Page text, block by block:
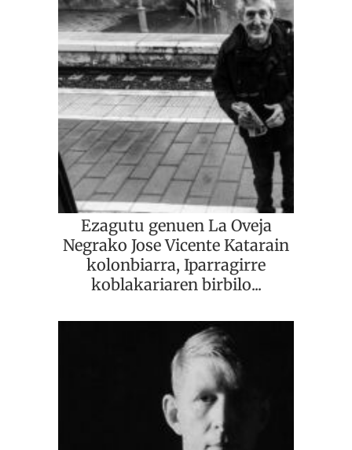
Ezagutu genuen La Oveja
Negrako Jose Vicente Katarain
kolonbiarra, Iparragirre
koblakariaren birbilo...